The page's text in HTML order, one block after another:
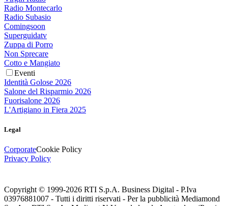
Radio Montecarlo
Radio Subasio
Comingsoon
Superguidatv
Zuppa di Porro
Non Sprecare
Cotto e Mangiato
Eventi
Identità Golose 2026
Salone del Risparmio 2026
Fuorisalone 2026
L'Artigiano in Fiera 2025
Legal
CorporateCookie Policy
Privacy Policy
Copyright © 1999-2026 RTI S.p.A. Business Digital - P.Iva
03976881007 - Tutti i diritti riservati - Per la pubblicità Mediamond